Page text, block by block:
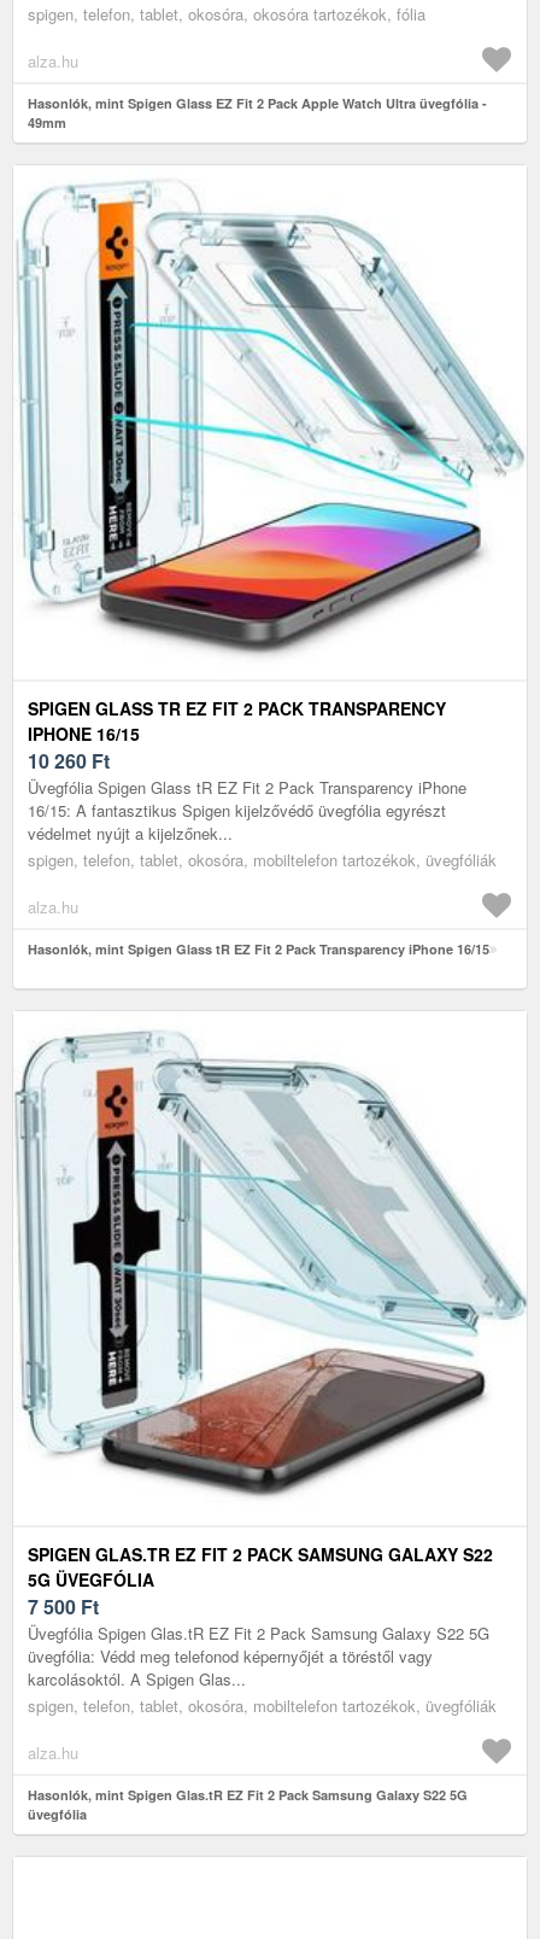
spigen, telefon, tablet, okosóra, okosóra tartozékok, fólia
alza.hu
Hasonlók, mint Spigen Glass EZ Fit 2 Pack Apple Watch Ultra üvegfólia -
49mm
SPIGEN GLASS TR EZ FIT 2 PACK TRANSPARENCY
IPHONE 16/15
10 260 Ft
Üvegfólia Spigen Glass tR EZ Fit 2 Pack Transparency iPhone
16/15: A fantasztikus Spigen kijelzővédő üvegfólia egyrészt
védelmet nyújt a kijelzőnek...
spigen, telefon, tablet, okosóra, mobiltelefon tartozékok, üvegfóliák
alza.hu
Hasonlók, mint Spigen Glass tR EZ Fit 2 Pack Transparency iPhone 16/15
SPIGEN GLAS.TR EZ FIT 2 PACK SAMSUNG GALAXY S22
5G ÜVEGFÓLIA
7 500 Ft
Üvegfólia Spigen Glas.tR EZ Fit 2 Pack Samsung Galaxy S22 5G
üvegfólia: Védd meg telefonod képernyőjét a töréstől vagy
karcolásoktól. A Spigen Glas...
spigen, telefon, tablet, okosóra, mobiltelefon tartozékok, üvegfóliák
alza.hu
Hasonlók, mint Spigen Glas.tR EZ Fit 2 Pack Samsung Galaxy S22 5G
üvegfólia